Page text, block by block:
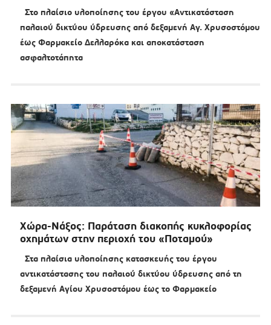
Στο πλαίσιο υλοποίησης του έργου «Αντικατάσταση
παλαιού δικτύου ύδρευσης από δεξαμενή Αγ. Χρυσοστόμου
έως Φαρμακείο Δελλαρόκα και αποκατάσταση
ασφαλτοτάπητα
Χώρα-Νάξος: Παράταση διακοπής κυκλοφορίας
οχημάτων στην περιοχή του «Ποταμού»
Στα πλαίσια υλοποίησης κατασκευής του έργου
αντικατάστασης του παλαιού δικτύου ύδρευσης από τη
δεξαμενή Αγίου Χρυσοστόμου έως το Φαρμακείο